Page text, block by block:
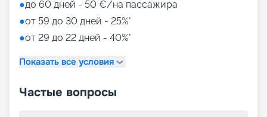
●до 60 дней - 50 €/на пассажира
●от 59 до 30 дней - 25%*
●от 29 до 22 дней - 40%*
Показать все условия
Частые вопросы